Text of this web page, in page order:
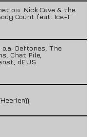
o.a. Nick Cave & the
Count feat. Ice-T
Deftones, The
Chat Pile,
dEUS